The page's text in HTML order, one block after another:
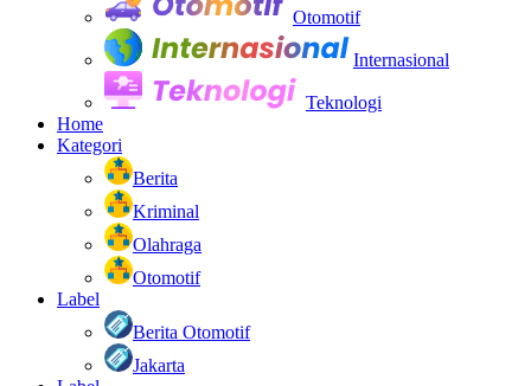
Otomotif
Internasional
Teknologi
Home
Kategori
Berita
Kriminal
Olahraga
Otomotif
Label
Berita Otomotif
Jakarta